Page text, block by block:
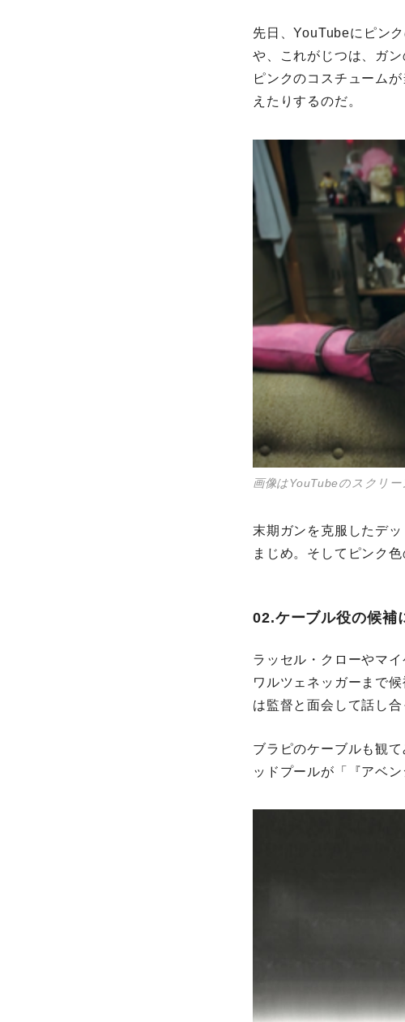
先日、YouTubeにピン
や、これがじつは、ガ
ピンクのコスチューム
えたりするのだ。
画像はYouTubeのスクリー
末期ガンを克服したデ
まじめ。そしてピンク
02.ケーブル役の候補
ラッセル・クローやマ
ワルツェネッガーまで
は監督と面会して話し
ブラピのケーブルも観
ッドプールが「『アベ